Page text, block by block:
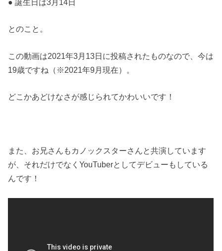
● 誕生日は3月14日
とのこと。
この動画は2021年3月13日に投稿されたものなので、今は
19歳ですね（※2021年9月現在）。
どこかあどけなさが感じられてかわいいです！
また、お兄さんもカノックスターさんと共演しています
が、それだけでなくYouTuberとしてデビューもしている
んです！